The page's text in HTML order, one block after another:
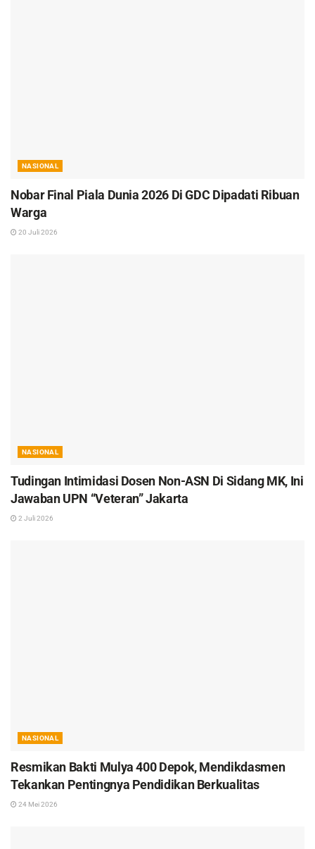
NASIONAL
Nobar Final Piala Dunia 2026 Di GDC Dipadati Ribuan
Warga
20 Juli 2026
NASIONAL
Tudingan Intimidasi Dosen Non-ASN Di Sidang MK, Ini
Jawaban UPN “Veteran” Jakarta
2 Juli 2026
NASIONAL
Resmikan Bakti Mulya 400 Depok, Mendikdasmen
Tekankan Pentingnya Pendidikan Berkualitas
24 Mei 2026